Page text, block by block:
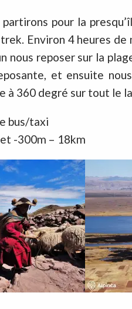
pour la
Environ 4 heures
nous reposer sur la
et ensuite
à 360 degré sur tout le
bus/taxi
-300m – 18km